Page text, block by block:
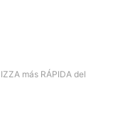
más RÁPIDA del